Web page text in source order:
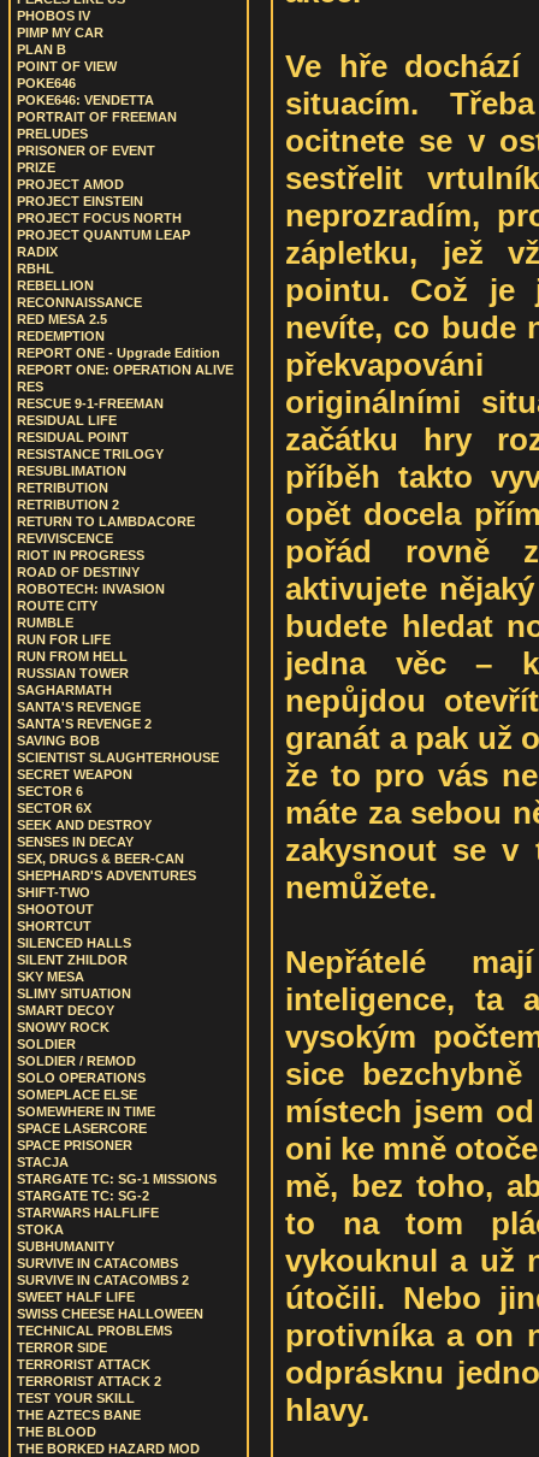
PHOBOS IV
PIMP MY CAR
PLAN B
POINT OF VIEW
POKE646
POKE646: VENDETTA
PORTRAIT OF FREEMAN
PRELUDES
PRISONER OF EVENT
PRIZE
PROJECT AMOD
PROJECT EINSTEIN
PROJECT FOCUS NORTH
PROJECT QUANTUM LEAP
RADIX
RBHL
REBELLION
RECONNAISSANCE
RED MESA 2.5
REDEMPTION
REPORT ONE - Upgrade Edition
REPORT ONE: OPERATION ALIVE
RES
RESCUE 9-1-FREEMAN
RESIDUAL LIFE
RESIDUAL POINT
RESISTANCE TRILOGY
RESUBLIMATION
RETRIBUTION
RETRIBUTION 2
RETURN TO LAMBDACORE
REVIVISCENCE
RIOT IN PROGRESS
ROAD OF DESTINY
ROBOTECH: INVASION
ROUTE CITY
RUMBLE
RUN FOR LIFE
RUN FROM HELL
RUSSIAN TOWER
SAGHARMATH
SANTA'S REVENGE
SANTA'S REVENGE 2
SAVING BOB
SCIENTIST SLAUGHTERHOUSE
SECRET WEAPON
SECTOR 6
SECTOR 6X
SEEK AND DESTROY
SENSES IN DECAY
SEX, DRUGS & BEER-CAN
SHEPHARD'S ADVENTURES
SHIFT-TWO
SHOOTOUT
SHORTCUT
SILENCED HALLS
SILENT ZHILDOR
SKY MESA
SLIMY SITUATION
SMART DECOY
SNOWY ROCK
SOLDIER
SOLDIER / REMOD
SOLO OPERATIONS
SOMEPLACE ELSE
SOMEWHERE IN TIME
SPACE LASERCORE
SPACE PRISONER
STACJA
STARGATE TC: SG-1 MISSIONS
STARGATE TC: SG-2
STARWARS HALFLIFE
STOKA
SUBHUMANITY
SURVIVE IN CATACOMBS
SURVIVE IN CATACOMBS 2
SWEET HALF LIFE
SWISS CHEESE HALLOWEEN
TECHNICAL PROBLEMS
TERROR SIDE
TERRORIST ATTACK
TERRORIST ATTACK 2
TEST YOUR SKILL
THE AZTECS BANE
THE BLOOD
THE BORKED HAZARD MOD
Ve hře dochází
situacím.
ocitnete se v
sestřelit
neprozradím,
zápletku, jež
pointu. Což je
nevíte, co bude
originálními
začátku hry
příběh takto
opět docela
pořád rovně
aktivujete
budete hledat
jedna věc –
nepůjdou
granát a pak už
že to pro vás
máte za sebou
zakysnout se v
nemůžete.
Nepřátelé
inteligence, ta
vysokým
sice
místech jsem
oni ke mně
mě, bez toho,
to na tom
vykouknul a už
útočili. Nebo
protivníka a on
odprásknu
hlavy.